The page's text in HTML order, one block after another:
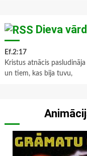
Dieva
Ef.2:17
Kristus atnācis
un tiem, kas bija tuvu,